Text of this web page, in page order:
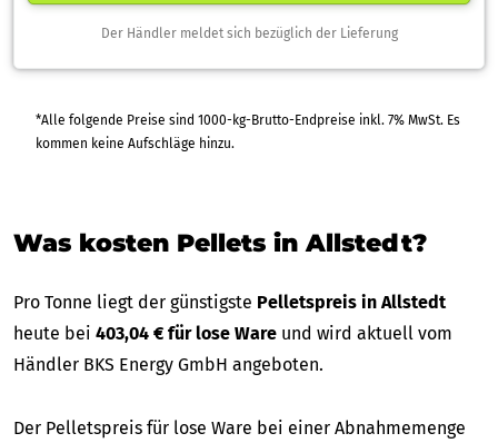
Der Händler meldet sich bezüglich der Lieferung
*Alle folgende Preise sind 1000-kg-Brutto-Endpreise inkl. 7% MwSt. Es
kommen keine Aufschläge hinzu.
Was kosten Pellets in Allstedt?
Pro Tonne liegt der günstigste Pelletspreis in Allstedt
heute bei 403,04 € für lose Ware und wird aktuell vom
Händler BKS Energy GmbH angeboten.
Der Pelletspreis für lose Ware bei einer Abnahmemenge